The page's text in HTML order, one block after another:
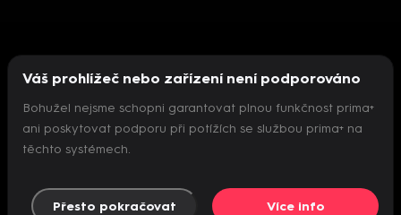
Nepodařilo se inicializovat přehrávač
Váš prohlížeč nebo zařízení není podporováno
Bohužel nejsme schopni garantovat plnou funkčnost prima+
ani poskytovat podporu při potížích se službou prima+ na
těchto systémech.
Přesto pokračovat Více info